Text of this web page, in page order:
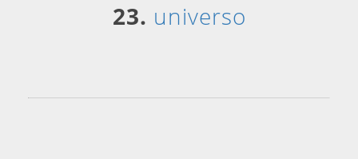
23. universo